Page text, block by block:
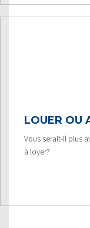
LOUER OU
Vous serait-il plus
à loyer?